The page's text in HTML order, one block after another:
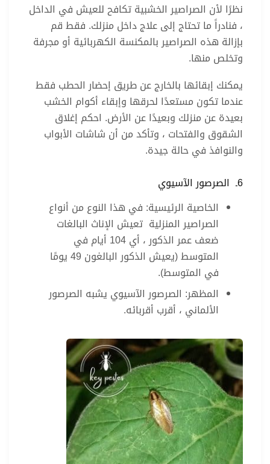
نظرًا لأن الصراصير الخشبية تكافح للعيش في الداخل
، فنادراً ما تحتاج إلى علاج داخل منزلك. فقط قم
بإزالة هذه الصراصير بالمكنسة الكهربائية أو مجرفة
وتخلص منها.
يمكنك إبقائها بالخارج عن طريق إحضار الحطب فقط
عندما تكون مستعدًا لحرقها وإبقاء أكوام الخشب
بعيدة عن منزلك وبعيدًا عن الأرض. احكم إغلاق
الشقوق والفتحات ، وتأكد من أن شاشات الأبواب
والنوافذ في حالة جيدة.
6ـ الصرصور الآسيوي
الخاصية الرئيسية: في هذا النوع من أنواع
الصراصير المنزلية تعيش الإناث البالغات
ضعف عمر الذكور ، أي 104 أيام في
المتوسط ​​(يعيش الذكور البالغون 49 يومًا
في المتوسط).
المظهر: الصرصور الآسيوي يشبه الصرصور
الألماني ، أقرب أقربائه.